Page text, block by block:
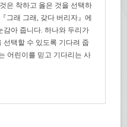
은 착하고 옳은 것을 선택하
그래 그래, 갖다 버리자』에
감아 줍니다. 하나와 두리가
선택할 수 있도록 기다려 줍
어린이를 믿고 기다리는 사